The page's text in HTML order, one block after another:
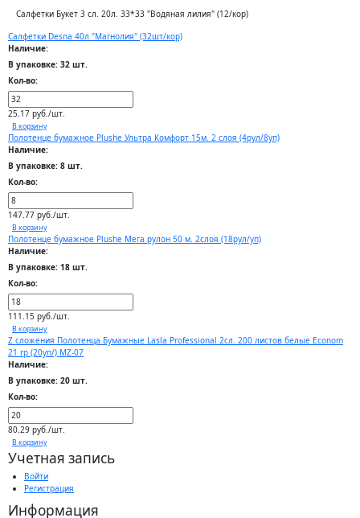
Салфетки Букет 3 сл. 20л. 33*33 "Водяная лилия" (12/кор)
Салфетки Desna 40л "Магнолия" (32шт/кор)
Наличие:
В упаковке: 32 шт.
Кол-во:
25.17 руб./шт.
В корзину
Полотенце бумажное Plushe Ультра Комфорт 15м. 2 слоя (4рул/8уп)
Наличие:
В упаковке: 8 шт.
Кол-во:
147.77 руб./шт.
В корзину
Полотенце бумажное Plushe Мега рулон 50 м. 2слоя (18рул/уп)
Наличие:
В упаковке: 18 шт.
Кол-во:
111.15 руб./шт.
В корзину
Z сложения Полотенца Бумажные Lasla Professional 2сл. 200 листов белые Econom
21 гр (20уп/) MZ-07
Наличие:
В упаковке: 20 шт.
Кол-во:
80.29 руб./шт.
В корзину
Учетная запись
Войти
Регистрация
Информация